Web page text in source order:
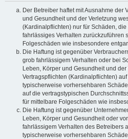
Der Betreiber haftet mit Ausnahme der
und Gesundheit und der Verletzung
(Kardinalpflichten) nur für Schäden,
fahrlässiges Verhalten zurückzuführen
Folgeschäden wie insbesondere
Die Haftung ist gegenüber
grob fahrlässigem Verhalten oder bei
Leben, Körper und Gesundheit und
Vertragspflichten (Kardinalpflichten)
typischerweise vorhersehbaren
auf die vertragstypischen
für mittelbare Folgeschäden wie
Die Haftung ist gegenüber
Leben, Körper und Gesundheit oder
fahrlässigem Verhalten des Betreibers
typischerweise vorhersehbaren